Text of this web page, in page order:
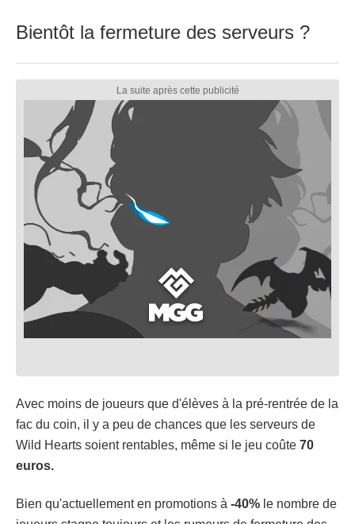
Bientôt la fermeture des serveurs ?
Avec moins de joueurs que d'élèves à la pré-rentrée de la
fac du coin, il y a peu de chances que les serveurs de
Wild Hearts soient rentables, même si le jeu coûte 70
euros.
Bien qu'actuellement en promotions à -40% le nombre de